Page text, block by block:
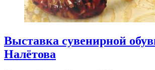
Выставка сувенирной
Налётова